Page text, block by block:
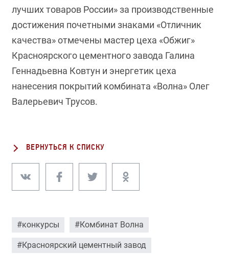
лучших товаров России» за производственные
достижения почетными знаками «Отличник
качества» отмечены мастер цеха «Обжиг»
Красноярского цементного завода Галина
Геннадьевна Ковтун и энергетик цеха
нанесения покрытий комбината «Волна» Олег
Валерьевич Трусов.
ВЕРНУТЬСЯ К СПИСКУ
#конкурсы #Комбинат Волна
#Красноярский цементный завод